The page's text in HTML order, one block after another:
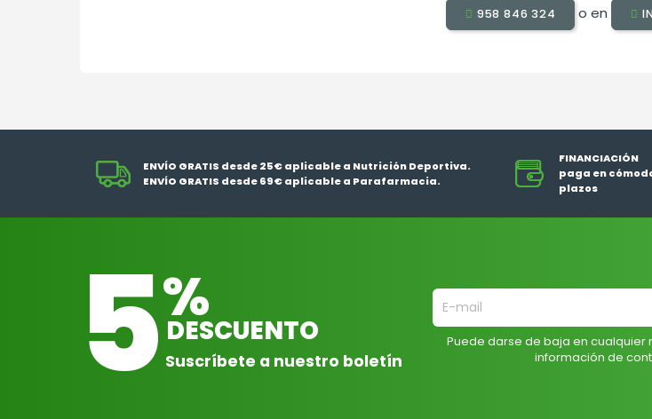
958 846 324 o en
ENVÍO GRATIS desde 25€ aplicable a Nutrición Deportiva.
ENVÍO GRATIS desde 69€ aplicable a Parafarmacia.
FINANCIACIÓN
paga en
plazos
5%
DESCUENTO
Suscríbete a nuestro boletín
Puede darse de baja en cualquier
información de